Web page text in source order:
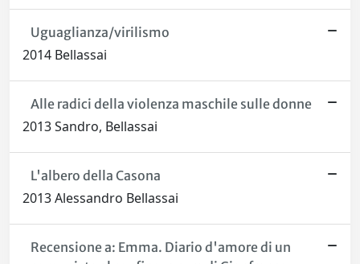
Uguaglianza/virilismo
2014 Bellassai
Alle radici della violenza maschile sulle donne
2013 Sandro, Bellassai
L'albero della Casona
2013 Alessandro Bellassai
Recensione a: Emma. Diario d'amore di un